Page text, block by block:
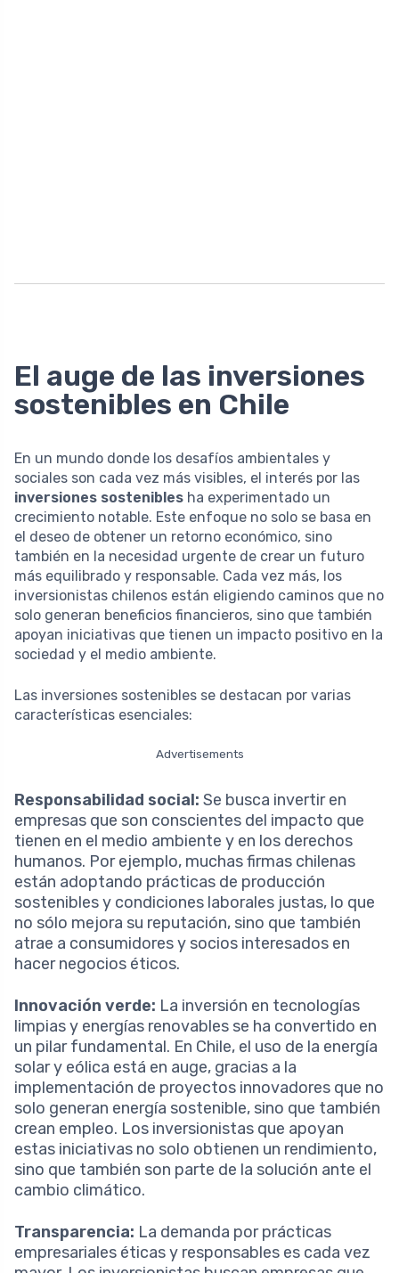
El auge de las inversiones
sostenibles en Chile
En un mundo donde los desafíos ambientales y
sociales son cada vez más visibles, el interés por las
inversiones sostenibles ha experimentado un
crecimiento notable. Este enfoque no solo se basa en
el deseo de obtener un retorno económico, sino
también en la necesidad urgente de crear un futuro
más equilibrado y responsable. Cada vez más, los
inversionistas chilenos están eligiendo caminos que no
solo generan beneficios financieros, sino que también
apoyan iniciativas que tienen un impacto positivo en la
sociedad y el medio ambiente.
Las inversiones sostenibles se destacan por varias
características esenciales:
Advertisements
Responsabilidad social: Se busca invertir en
empresas que son conscientes del impacto que
tienen en el medio ambiente y en los derechos
humanos. Por ejemplo, muchas firmas chilenas
están adoptando prácticas de producción
sostenibles y condiciones laborales justas, lo que
no sólo mejora su reputación, sino que también
atrae a consumidores y socios interesados en
hacer negocios éticos.
Innovación verde: La inversión en tecnologías
limpias y energías renovables se ha convertido en
un pilar fundamental. En Chile, el uso de la energía
solar y eólica está en auge, gracias a la
implementación de proyectos innovadores que no
solo generan energía sostenible, sino que también
crean empleo. Los inversionistas que apoyan
estas iniciativas no solo obtienen un rendimiento,
sino que también son parte de la solución ante el
cambio climático.
Transparencia: La demanda por prácticas
empresariales éticas y responsables es cada vez